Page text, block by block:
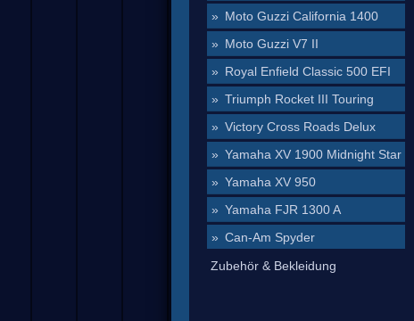
Moto Guzzi California 1400
Moto Guzzi V7 II
Royal Enfield Classic 500 EFI
Triumph Rocket III Touring
Victory Cross Roads Delux
Yamaha XV 1900 Midnight Star
Yamaha XV 950
Yamaha FJR 1300 A
Can-Am Spyder
Zubehör & Bekleidung